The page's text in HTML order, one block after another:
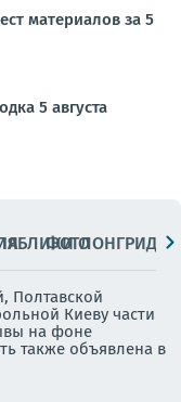
материалов за 5
5 августа
ФОТОЛОНГРИДЫ
Полтавской
Киеву части
на фоне
также объявлена в